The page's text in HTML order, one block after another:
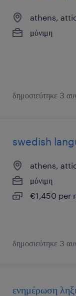
athens,
μόνιμη
δημοσιεύτηκε 3
swedish
athens,
μόνιμη
€1,450 per
δημοσιεύτηκε 3
ενημέρωση